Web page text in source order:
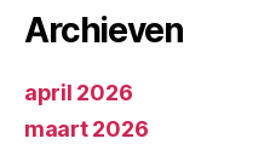
Archieven
april 2026
maart 2026